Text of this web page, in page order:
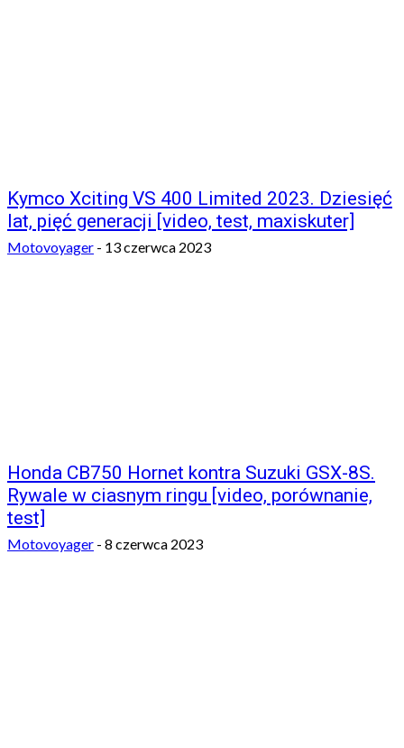
Kymco Xciting VS 400 Limited 2023. Dziesięć
lat, pięć generacji [video, test, maxiskuter]
Motovoyager - 13 czerwca 2023
Honda CB750 Hornet kontra Suzuki GSX-8S.
Rywale w ciasnym ringu [video, porównanie,
test]
Motovoyager - 8 czerwca 2023